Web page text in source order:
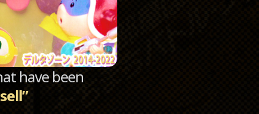
have been